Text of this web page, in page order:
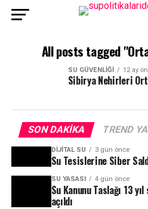
All posts tagged
SU GÜVENLIĞI 12 ay
Sibirya Nehirleri
SON DAKIKA TREND
DIJITAL SU 3 gün önce
Su Tesislerine Siber
SU YASASI 4 gün önce
Su Kanunu Taslağı 13
açıldı